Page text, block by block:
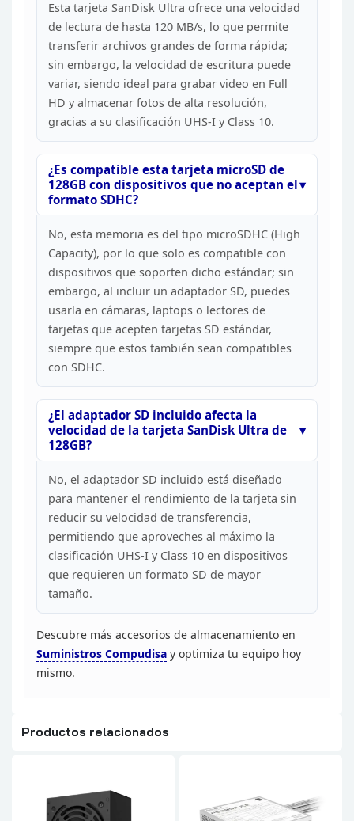
Esta tarjeta SanDisk Ultra ofrece una velocidad
de lectura de hasta 120 MB/s, lo que permite
transferir archivos grandes de forma rápida;
sin embargo, la velocidad de escritura puede
variar, siendo ideal para grabar video en Full
HD y almacenar fotos de alta resolución,
gracias a su clasificación UHS-I y Class 10.
¿Es compatible esta tarjeta microSD de
128GB con dispositivos que no aceptan el
formato SDHC?
No, esta memoria es del tipo microSDHC (High
Capacity), por lo que solo es compatible con
dispositivos que soporten dicho estándar; sin
embargo, al incluir un adaptador SD, puedes
usarla en cámaras, laptops o lectores de
tarjetas que acepten tarjetas SD estándar,
siempre que estos también sean compatibles
con SDHC.
¿El adaptador SD incluido afecta la
velocidad de la tarjeta SanDisk Ultra de
128GB?
No, el adaptador SD incluido está diseñado
para mantener el rendimiento de la tarjeta sin
reducir su velocidad de transferencia,
permitiendo que aproveches al máximo la
clasificación UHS-I y Class 10 en dispositivos
que requieren un formato SD de mayor
tamaño.
Descubre más accesorios de almacenamiento en
Suministros Compudisa y optimiza tu equipo hoy
mismo.
Productos relacionados